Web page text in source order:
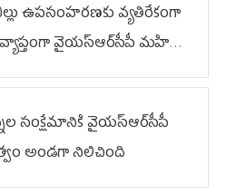
ఉపసంహరణకు వ్యతిరేకంగా
వైయ‌స్ఆర్‌సీపీ మహిళా
ఆందోళనలు
సంక్షేమానికి వైయ‌స్ఆర్‌సీపీ
అండగా నిలిచింది